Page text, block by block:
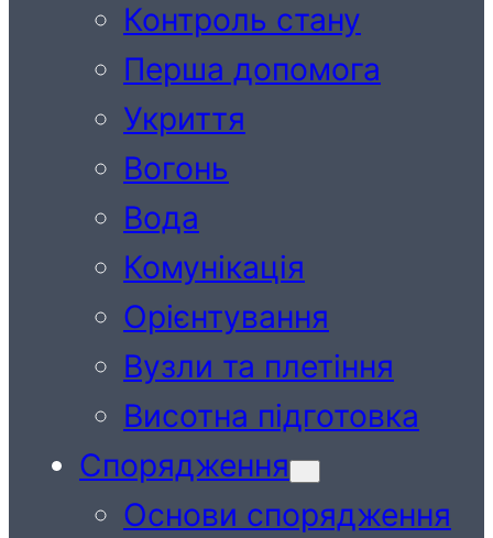
Контроль стану
Перша допомога
Укриття
Вогонь
Вода
Комунікація
Орієнтування
Вузли та плетіння
Висотна підготовка
Спорядження
Основи спорядження